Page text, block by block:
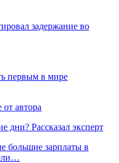
задержание во
первым в мире
автора
дни? Рассказал эксперт
большие зарплаты в